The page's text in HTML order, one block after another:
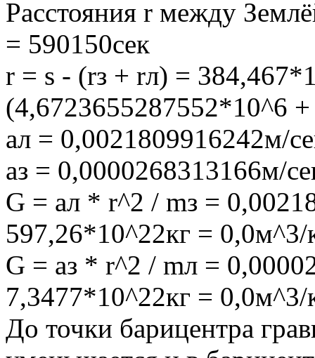
Расстояния r между
= 590150сек
r = s - (rз + rл) =
(4,6723655287552*10^6
aл = 0,0021809916242м/
aз = 0,0000268313166м/
G = aл * r^2 / mз =
597,26*10^22кг = 0,0м^3/
G = aз * r^2 / mл =
7,3477*10^22кг = 0,0м^3/
До точки барицентра